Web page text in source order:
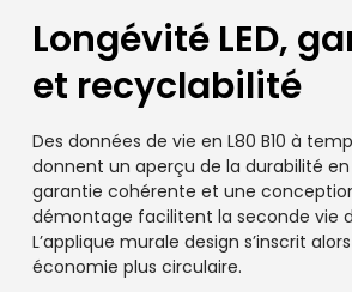
Longévité LED,
et recyclabilité
Des données de vie en L80 B10 à
donnent un aperçu de la durabilité en
garantie cohérente et une
démontage facilitent la seconde vie
L’applique murale design s’inscrit
économie plus circulaire.